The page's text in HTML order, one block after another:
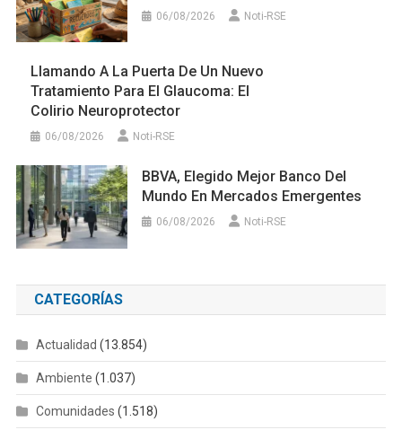
06/08/2026 Noti-RSE
Llamando A La Puerta De Un Nuevo
Tratamiento Para El Glaucoma: El
Colirio Neuroprotector
06/08/2026 Noti-RSE
BBVA, Elegido Mejor Banco Del
Mundo En Mercados Emergentes
06/08/2026 Noti-RSE
CATEGORÍAS
Actualidad (13.854)
Ambiente (1.037)
Comunidades (1.518)